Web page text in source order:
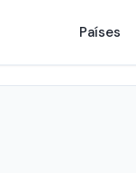
Países